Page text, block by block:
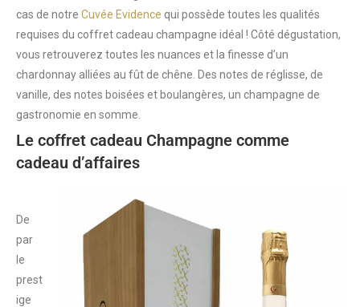
cas de notre Cuvée Evidence qui possède toutes les qualités
requises du coffret cadeau champagne idéal ! Côté dégustation,
vous retrouverez toutes les nuances et la finesse d’un
chardonnay alliées au fût de chêne. Des notes de réglisse, de
vanille, des notes boisées et boulangères, un champagne de
gastronomie en somme.
Le coffret cadeau Champagne comme
cadeau d’affaires
De
par
le
prest
ige